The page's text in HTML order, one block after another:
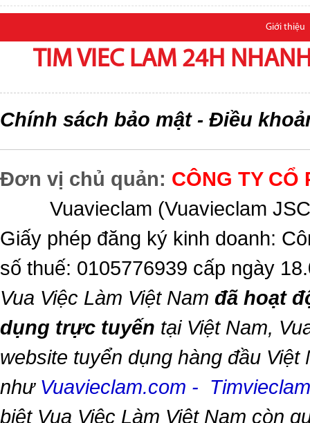
Giới thiệu
TIM VIEC LAM 24H
Chính sách bảo mật- Điều
Đơn vị chủ quản: CÔNG TY CỔ
Vuavieclam (Vuavieclam
Giấy phép đăng ký kinh doanh:
số thuế: 0105776939 cấp ngày
Vua Việc Làm Việt Nam đã hoạt
dụng trực tuyến tại Việt Nam,
website tuyển dụng hàng đầu Việt
như Vuavieclam.com -
biệt Vua Việc Làm Việt Nam còn